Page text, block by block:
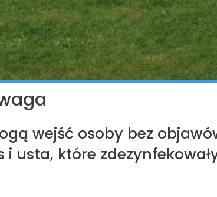
wejść osoby bez
usta, które